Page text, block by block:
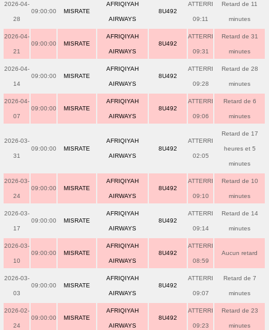
2026-04-
28
09:00:00 MISRATE
AFRIQIYAH
AIRWAYS
8U492
ATTERRI
09:11
Retard de 11
minutes
2026-04-
21
09:00:00 MISRATE
AFRIQIYAH
AIRWAYS
8U492
ATTERRI
09:31
Retard de 31
minutes
2026-04-
14
09:00:00 MISRATE
AFRIQIYAH
AIRWAYS
8U492
ATTERRI
09:28
Retard de 28
minutes
2026-04-
07
09:00:00 MISRATE
AFRIQIYAH
AIRWAYS
8U492
ATTERRI
09:06
Retard de 6
minutes
2026-03-
31
09:00:00 MISRATE
AFRIQIYAH
AIRWAYS
8U492
ATTERRI
02:05
Retard de 17
heures et 5
minutes
2026-03-
24
09:00:00 MISRATE
AFRIQIYAH
AIRWAYS
8U492
ATTERRI
09:10
Retard de 10
minutes
2026-03-
17
09:00:00 MISRATE
AFRIQIYAH
AIRWAYS
8U492
ATTERRI
09:14
Retard de 14
minutes
2026-03-
10
09:00:00 MISRATE
AFRIQIYAH
AIRWAYS
8U492
ATTERRI
08:59
Aucun retard
2026-03-
03
09:00:00 MISRATE
AFRIQIYAH
AIRWAYS
8U492
ATTERRI
09:07
Retard de 7
minutes
2026-02-
24
09:00:00 MISRATE
AFRIQIYAH
AIRWAYS
8U492
ATTERRI
09:23
Retard de 23
minutes